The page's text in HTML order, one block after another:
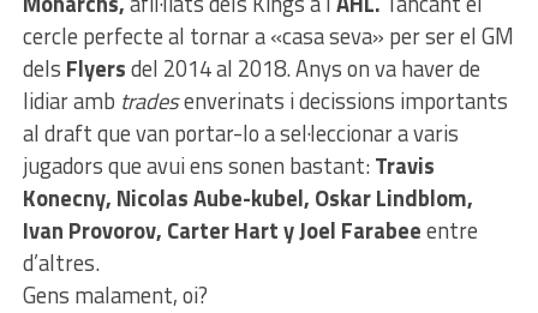
cercle perfecte al tornar a «casa seva» per ser el GM
dels Flyersdel 2014 al 2018. Anys on va haver de
lidiar amb tradesenverinats i decissions importants
al draft que van portar-lo a sel·leccionar a varis
jugadors que avui ens sonen bastant:Travis
Konecny, Nicolas Aube-kubel, Oskar Lindblom,
Ivan Provorov, Carter Hart y Joel Farabeeentre
d’altres.
Gens malament, oi?